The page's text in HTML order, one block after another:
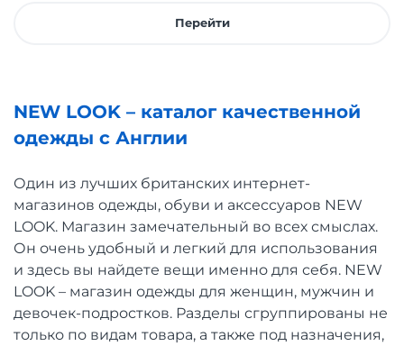
Перейти
NEW LOOK – каталог качественной
одежды с Англии
Один из лучших британских интернет-
магазинов одежды, обуви и аксессуаров NEW
LOOK. Магазин замечательный во всех смыслах.
Он очень удобный и легкий для использования
и здесь вы найдете вещи именно для себя. NEW
LOOK – магазин одежды для женщин, мужчин и
девочек-подростков. Разделы сгруппированы не
только по видам товара, а также под назначения,